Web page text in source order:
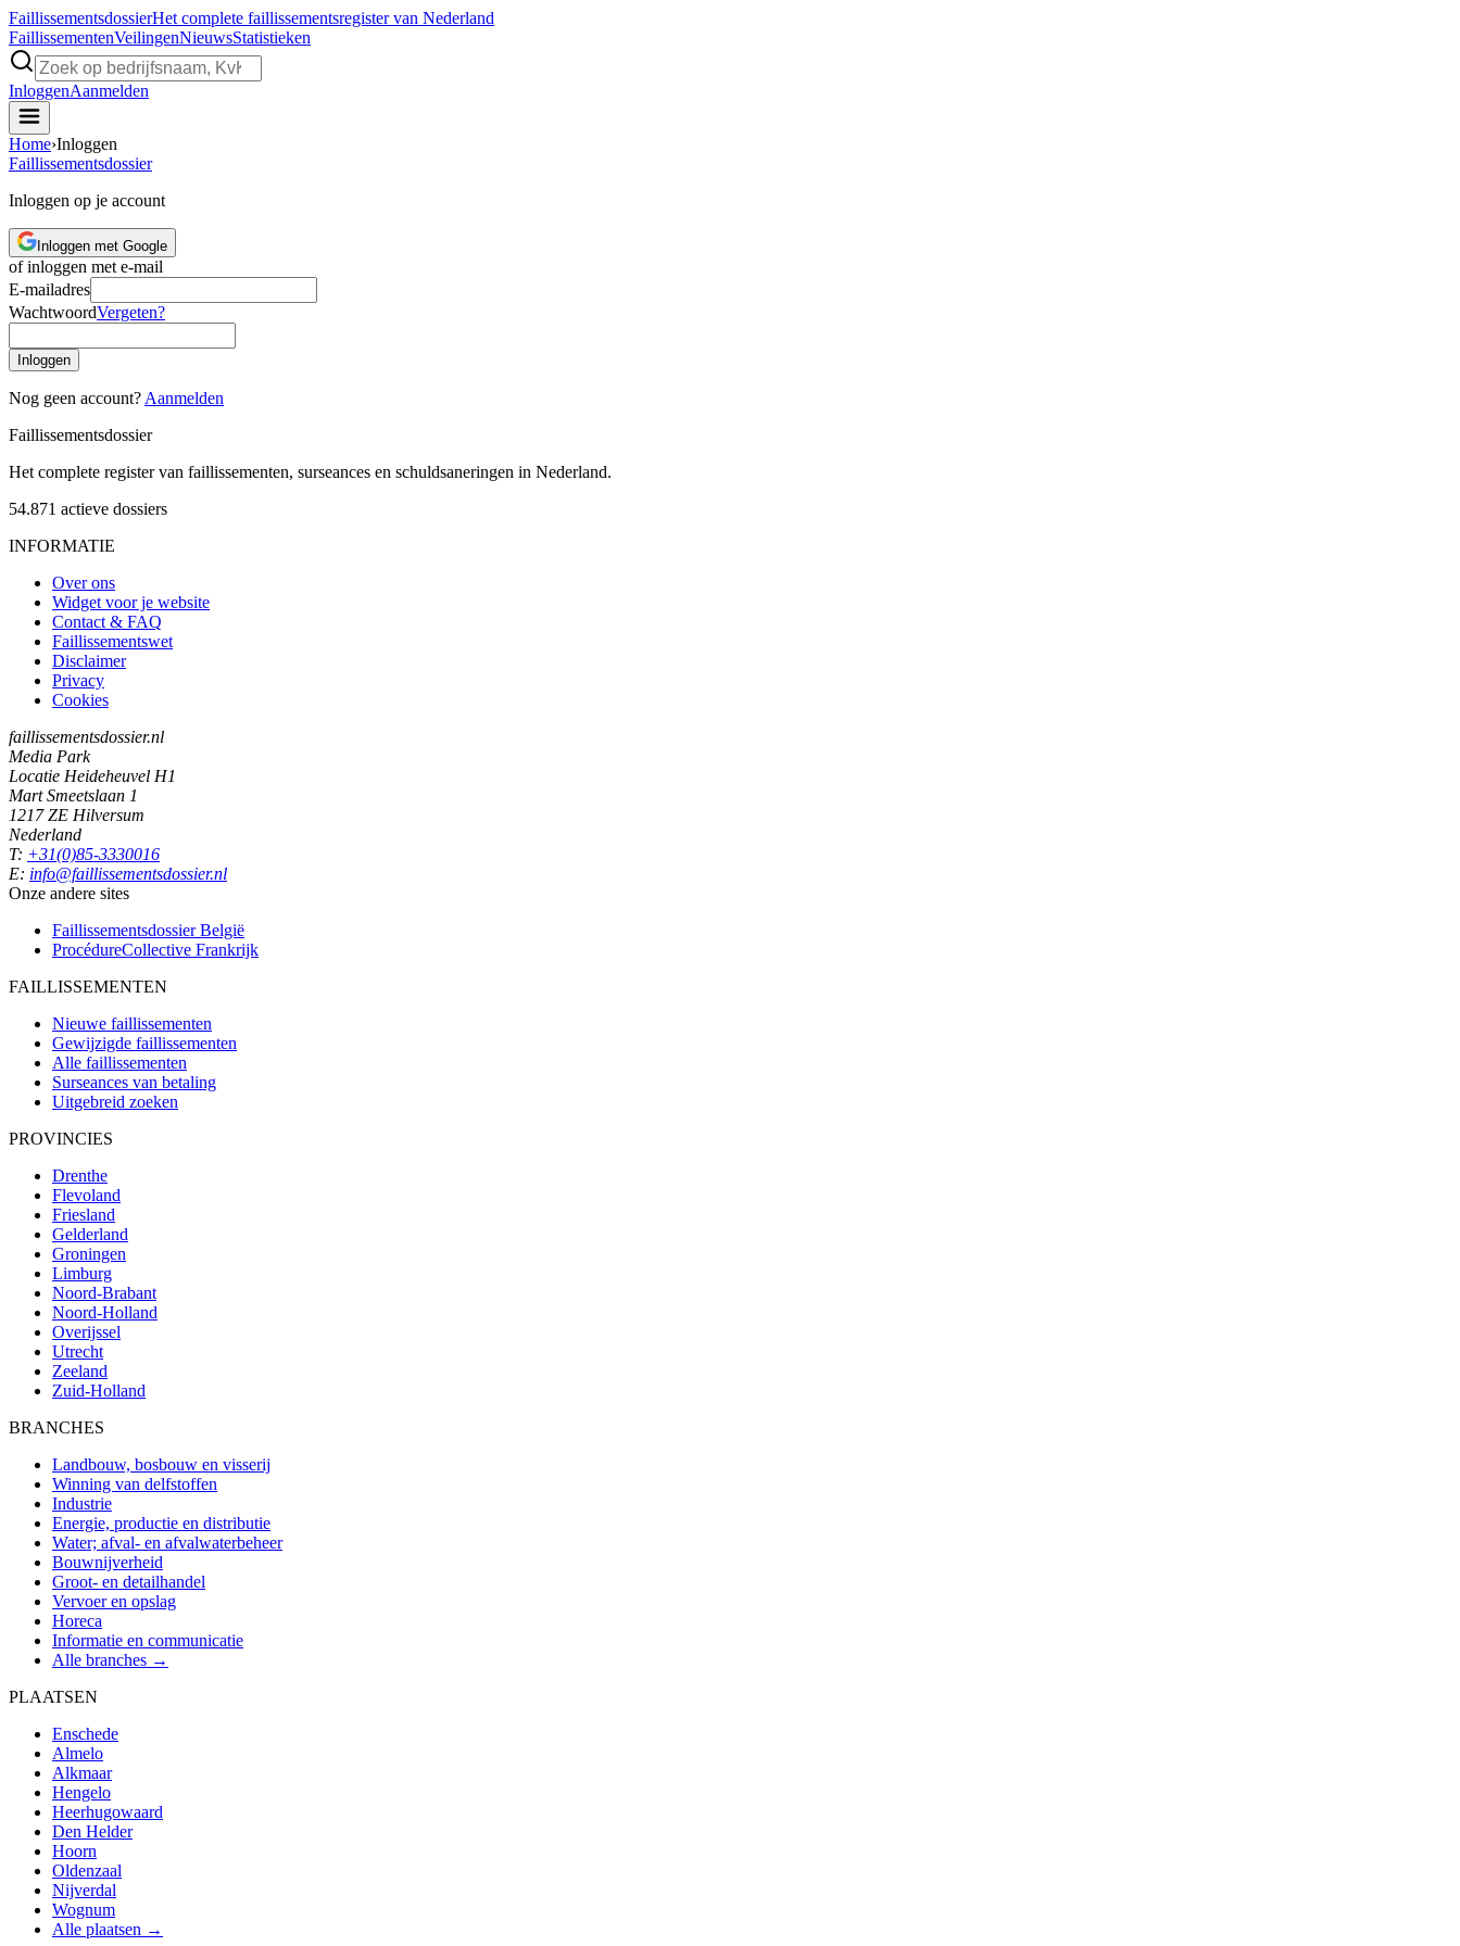
FaillissementsdossierHet complete faillissementsregister van Nederland
FaillissementenVeilingenNieuwsStatistieken
InloggenAanmelden
Home›Inloggen
Faillissementsdossier
Inloggen op je account
Inloggen met Google
of inloggen met e-mail
E-mailadres
WachtwoordVergeten?
Inloggen
Nog geen account? Aanmelden
Faillissementsdossier
Het complete register van faillissementen, surseances en schuldsaneringen in Nederland.
54.871 actieve dossiers
INFORMATIE
Over ons
Widget voor je website
Contact & FAQ
Faillissementswet
Disclaimer
Privacy
Cookies
faillissementsdossier.nl
Media Park
Locatie Heideheuvel H1
Mart Smeetslaan 1
1217 ZE Hilversum
Nederland
T: +31(0)85-3330016
E: info@faillissementsdossier.nl
Onze andere sites
Faillissementsdossier België
ProcédureCollective Frankrijk
FAILLISSEMENTEN
Nieuwe faillissementen
Gewijzigde faillissementen
Alle faillissementen
Surseances van betaling
Uitgebreid zoeken
PROVINCIES
Drenthe
Flevoland
Friesland
Gelderland
Groningen
Limburg
Noord-Brabant
Noord-Holland
Overijssel
Utrecht
Zeeland
Zuid-Holland
BRANCHES
Landbouw, bosbouw en visserij
Winning van delfstoffen
Industrie
Energie, productie en distributie
Water; afval- en afvalwaterbeheer
Bouwnijverheid
Groot- en detailhandel
Vervoer en opslag
Horeca
Informatie en communicatie
Alle branches →
PLAATSEN
Enschede
Almelo
Alkmaar
Hengelo
Heerhugowaard
Den Helder
Hoorn
Oldenzaal
Nijverdal
Wognum
Alle plaatsen →